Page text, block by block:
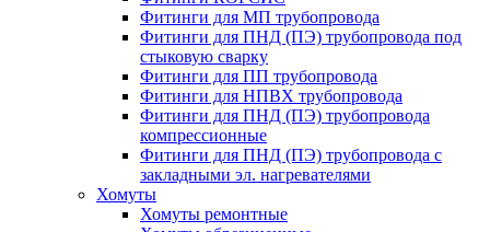
Фитинги для МП трубопровода
Фитинги для ПНД (ПЭ) трубопровода под
стыковую сварку
Фитинги для ПП трубопровода
Фитинги для НПВХ трубопровода
Фитинги для ПНД (ПЭ) трубопровода
компрессионные
Фитинги для ПНД (ПЭ) трубопровода с
закладными эл. нагревателями
Хомуты
Хомуты ремонтные